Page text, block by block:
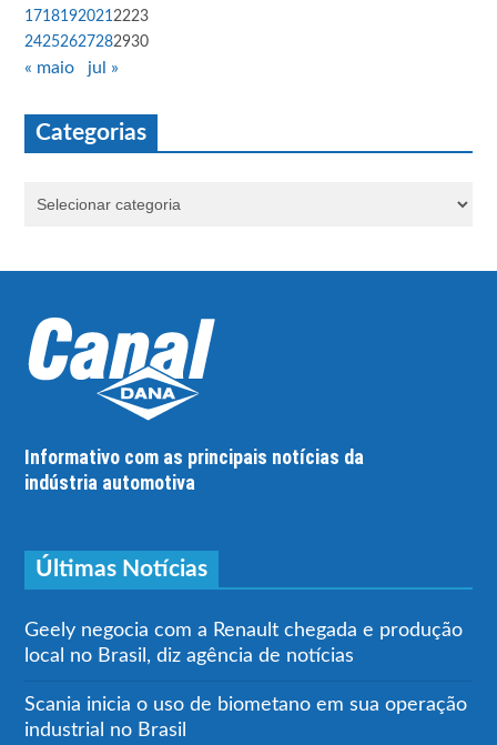
1718192021 2223
24252627282930
« maio jul »
Categorias
Informativo com as principais notícias da
indústria automotiva
Últimas Notícias
Geely negocia com a Renault chegada e produção
local no Brasil, diz agência de notícias
Scania inicia o uso de biometano em sua operação
industrial no Brasil